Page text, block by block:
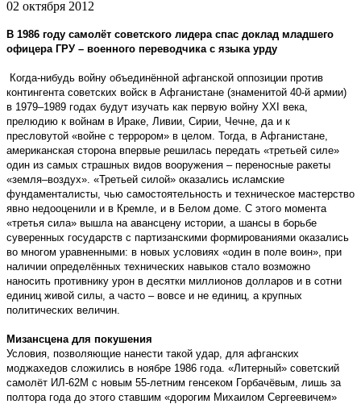
02 октября 2012
В 1986 году самолёт советского лидера спас доклад младшего
офицера ГРУ – военного переводчика с языка урду
Когда-нибудь войну объединённой афганской оппозиции против
контингента советских войск в Афганистане (знаменитой 40-й армии)
в 1979–1989 годах будут изучать как первую войну XXI века,
прелюдию к войнам в Ираке, Ливии, Сирии, Чечне, да и к
пресловутой «войне с террором» в целом. Тогда, в Афганистане,
американская сторона впервые решилась передать «третьей силе»
один из самых страшных видов вооружения – переносные ракеты
«земля–воздух». «Третьей силой» оказались исламские
фундаменталисты, чью самостоятельность и техническое мастерство
явно недооценили и в Кремле, и в Белом доме. С этого момента
«третья сила» вышла на авансцену истории, а шансы в борьбе
суверенных государств с партизанскими формированиями оказались
во многом уравненными: в новых условиях «один в поле воин», при
наличии определённых технических навыков стало возможно
наносить противнику урон в десятки миллионов долларов и в сотни
единиц живой силы, а часто – вовсе и не единиц, а крупных
политических величин.
Мизансцена для покушения
Условия, позволяющие нанести такой удар, для афганских
моджахедов сложились в ноябре 1986 года. «Литерный» советский
самолёт ИЛ-62М с новым 55-летним генсеком Горбачёвым, лишь за
полтора года до этого ставшим «дорогим Михаилом Сергеевичем»